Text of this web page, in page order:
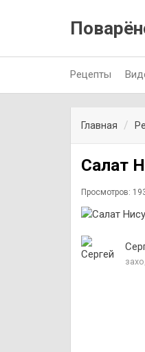
Рецепты
Главная
Салат
Просмотров: